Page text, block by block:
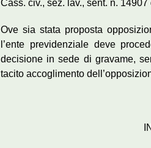
Cass. civ., sez. lav., sent. n.
Ove sia stata proposta
l’ente previdenziale deve
decisione in sede di gravame,
tacito accoglimento